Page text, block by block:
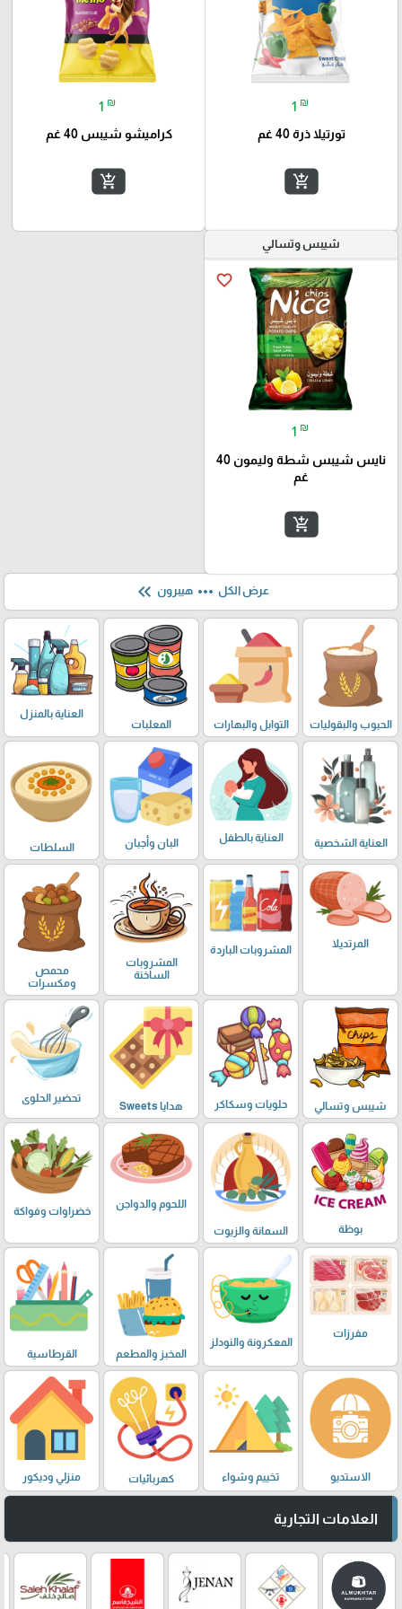
1 ₪
تورتيلا ذرة 40 غم
add_shopping_cart
1 ₪
كراميشو شيبس 40 غم
add_shopping_cart
شيبس وتسالي
favorite_border
1 ₪
نايس شيبس شطة وليمون 40
غم
add_shopping_cart
عرض الكل more_horiz هيبرون keyboard_double_arrow_left
الحبوب والبقوليات التوابل والبهارات المعلبات
العناية بالمنزل
العناية الشخصية العناية بالطفل البان وأجبان السلطات
المرتديلا
المشروبات الباردة
المشروبات
الساخنة
محمص
ومكسرات
شيبس وتسالي حلويات وسكاكر هدايا Sweets
تحضير الحلوى
بوظة السمانة والزيوت
اللحوم والدواجن
خضراوات وفواكة
مفرزات
المعكرونة والنودلز
المخبز والمطعم
القرطاسية
الاستديو تخييم وشواء كهربائيات منزلي وديكور
العلامات التجارية